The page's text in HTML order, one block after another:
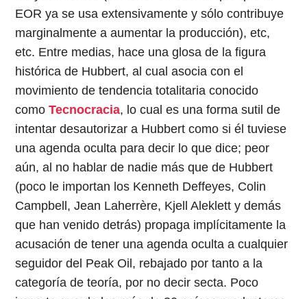
EOR ya se usa extensivamente y sólo contribuye
marginalmente a aumentar la producción), etc,
etc. Entre medias, hace una glosa de la figura
histórica de Hubbert, al cual asocia con el
movimiento de tendencia totalitaria conocido
comoTecnocracia, lo cual es una forma sutil de
intentar desautorizar a Hubbert como si él tuviese
una agenda oculta para decir lo que dice; peor
aún, al no hablar de nadie más que de Hubbert
(poco le importan los Kenneth Deffeyes, Colin
Campbell, Jean Laherrère, Kjell Aleklett y demás
que han venido detrás) propaga implícitamente la
acusación de tener una agenda oculta a cualquier
seguidor del Peak Oil, rebajado por tanto a la
categoría de teoría, por no decir secta. Poco